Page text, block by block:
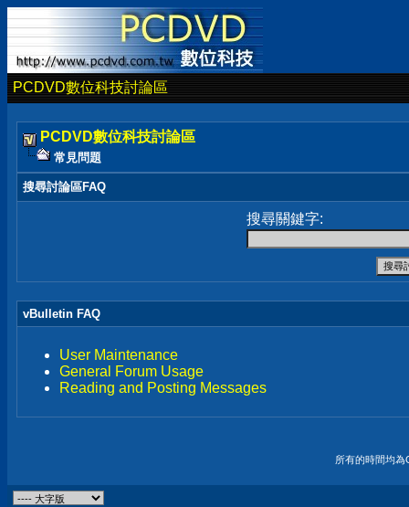
PCDVD數位科技討論區
PCDVD數位科技討論區
常見問題
搜尋討論區FAQ
搜尋關鍵字:
vBulletin FAQ
User Maintenance
General Forum Usage
Reading and Posting Messages
所有的時間均為